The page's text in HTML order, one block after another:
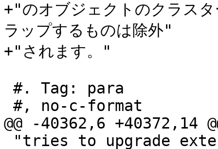
+"のオブジェクトのクラス
ラップするものは除外"
+"されます。"
@@ -40362,6 +40372,14